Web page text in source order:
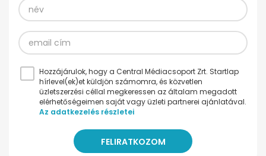
Hozzájárulok, hogy a Central Médiacsoport Zrt. Startlap
hírlevel(ek)et küldjön számomra, és közvetlen
üzletszerzési céllal megkeressen az általam megadott
elérhetőségeimen saját vagy üzleti partnerei ajánlatával.
Az adatkezelés részletei